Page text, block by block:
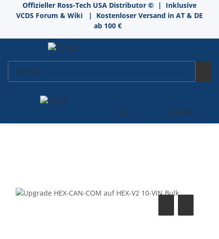
Offizieller Ross-Tech USA Distributor © | Inklusive
VCDS Forum & Wiki
| Kostenloser Versand in AT & DE
ab 100 €
DE 0,00 €